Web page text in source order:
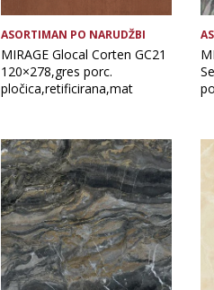
ASORTIMAN PO NARUDŽBI
MIRAGE Glocal Corten GC21
120×278,gres porc.
pločica,retificirana,mat